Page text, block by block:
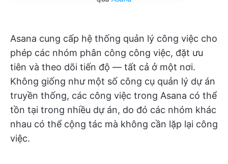
Asana cung cấp hệ thống quản lý công việc cho
phép các nhóm phân công công việc, đặt ưu
tiên và theo dõi tiến độ — tất cả ở một nơi.
Không giống như một số công cụ quản lý dự án
truyền thống, các công việc trong Asana có thể
tồn tại trong nhiều dự án, do đó các nhóm khác
nhau có thể cộng tác mà không cần lặp lại công
việc.